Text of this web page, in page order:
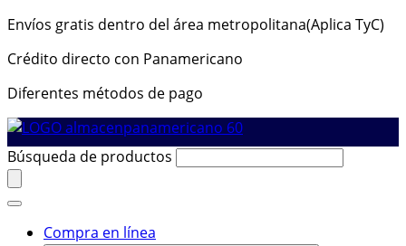
Envíos gratis dentro del área metropolitana(Aplica TyC)
Crédito directo con Panamericano
Diferentes métodos de pago
Búsqueda de productos
Compra en línea